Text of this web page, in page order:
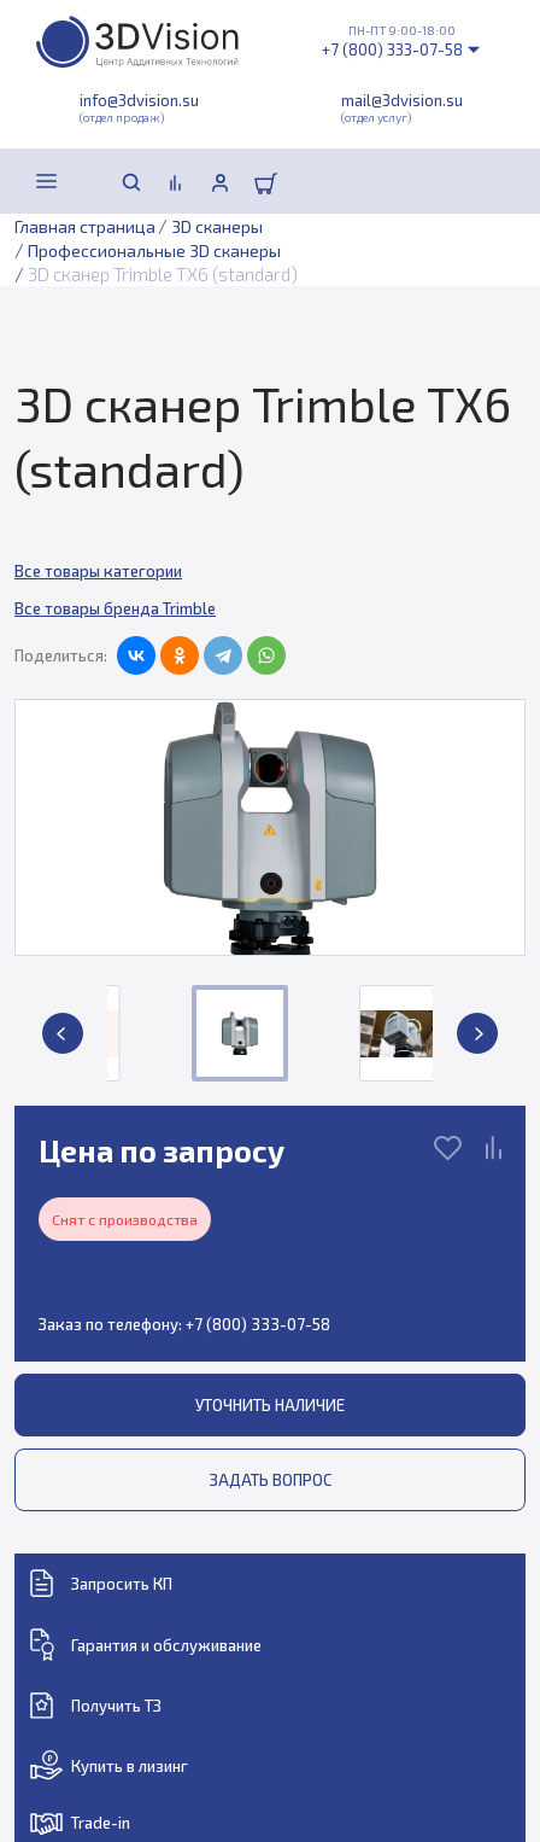
info@3dvision.su
(отдел продаж)
mail@3dvision.su
(отдел услуг)
ПН-ПТ 9:00-18:00
+7 (800) 333-07-58
Главная страница / 3D сканеры
/ Профессиональные 3D сканеры
/ 3D сканер Trimble TX6 (standard)
3D сканер Trimble TX6
(standard)
Все товары категории
Все товары бренда Trimble
Поделиться:
Цена по запросу
Снят с производства
Заказ по телефону: +7 (800) 333-07-58
УТОЧНИТЬ НАЛИЧИЕ
ЗАДАТЬ ВОПРОС
Запросить КП
Гарантия и обслуживание
Получить ТЗ
Купить в лизинг
Trade-in